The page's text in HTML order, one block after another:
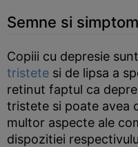
Semne si
Copiii cu depresie
tristete si de lipsa a
retinut faptul ca
tristete si poate avea
multor aspecte ale
dispozitiei